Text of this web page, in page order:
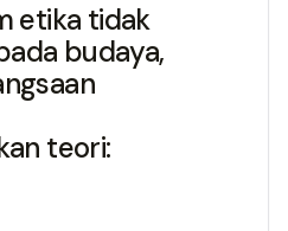
etika tidak
budaya,
teori: